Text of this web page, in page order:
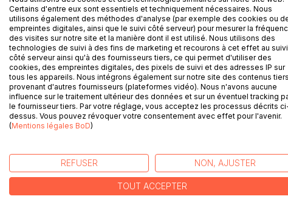
L'AUTEUR :
Daniel Defoe, né vers 1660 à Londres, est un
"Robinson Crusoe". Issu d'une famille de
plusieurs échecs commerciaux, il se tourne vers
engagé, souvent impliqué dans des controverses
écrits satiriques, mais il continue à écrire de manière
1719, marque un tournant dans sa carrière littéraire,
également l'auteur d'autres romans notables
témoignent de son intérêt pour les récits réalistes et
roman moderne, grâce à son style narratif novateur
1731, laissant derrière lui un héritage littéraire qui
Certains d'entre eux sont essentiels et techniquement nécessaires. Nous
utilisons également des méthodes d'analyse (par exemple des cookies ou
empreintes digitales, ainsi que le suivi côté serveur) pour mesurer la
des visites sur notre site et la manière dont il est utilisé. Nous utilisons des
technologies de suivi à des fins de marketing et recourons à cet effet au suivi
côté serveur ainsi qu'à des fournisseurs tiers, ce qui permet d'utiliser des
cookies, des empreintes digitales, des pixels de suivi et des adresses IP sur
tous les appareils. Nous intégrons également sur notre site des contenus tiers
provenant d'autres fournisseurs (plateformes vidéo). Nous n'avons aucune
influence sur le traitement ultérieur des données et sur un éventuel tracking
le fournisseur tiers. Par votre réglage, vous acceptez les processus décrits
dessus. Vous pouvez révoquer votre consentement avec effet pour l'avenir.
(Mentions légales BoD)
REFUSER NON, AJUSTER
TOUT ACCEPTER